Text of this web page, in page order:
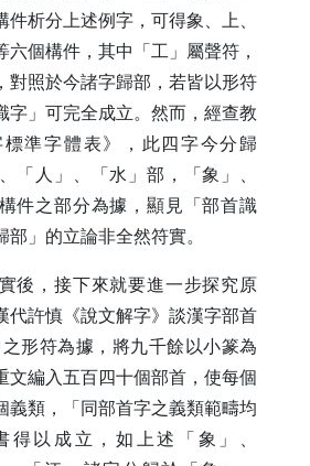
件析分上述例字，可得象、上、
六個構件，其中「工」屬聲符，
對照於今諸字歸部，若皆以形符
字」可完全成立。然而，經查教
準字體表》，此四字今分歸
「人」、「水」部，「象」、
件之部分為據，顯見「部首識
」的立論非全然符實。
後，接下來就要進一步探究原
代許慎《說文解字》談漢字部首
形符為據，將九千餘以小篆為
文編入五百四十個部首，使每個
義類，「同部首字之義類範疇均
得以成立，如上述「象」、